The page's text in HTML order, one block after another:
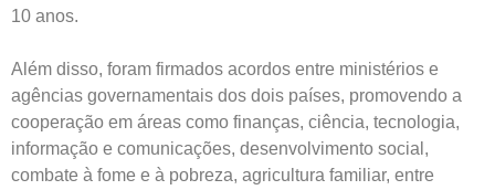
10 anos.
Além disso, foram firmados acordos entre ministérios e
agências governamentais dos dois países, promovendo a
cooperação em áreas como finanças, ciência, tecnologia,
informação e comunicações, desenvolvimento social,
combate à fome e à pobreza, agricultura familiar, entre